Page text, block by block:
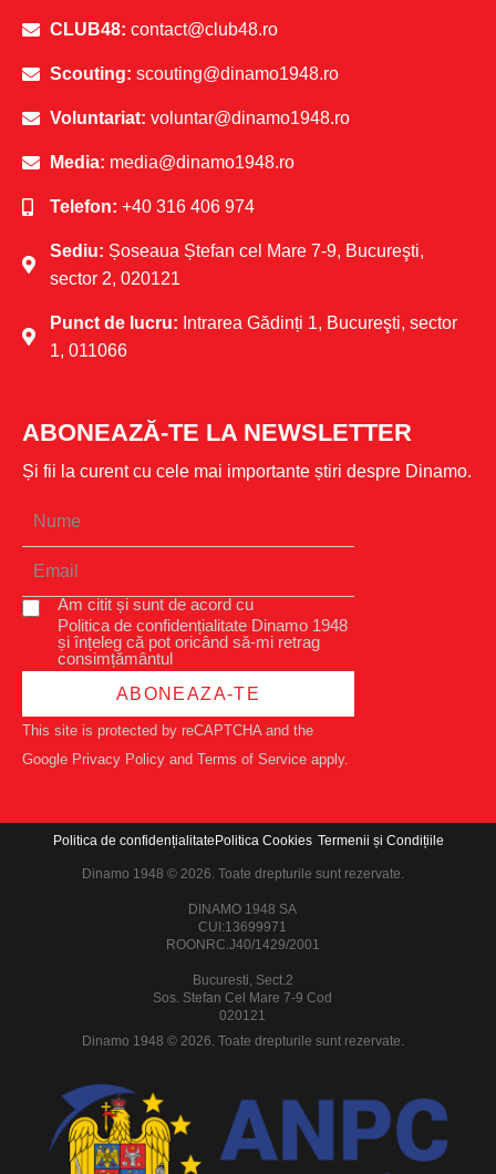
CLUB48: contact@club48.ro
Scouting: scouting@dinamo1948.ro
Voluntariat: voluntar@dinamo1948.ro
Media: media@dinamo1948.ro
Telefon: +40 316 406 974
Sediu: Șoseaua Ștefan cel Mare 7-9, Bucureşti,
sector 2, 020121
Punct de lucru: Intrarea Gădinți 1, Bucureşti, sector
1, 011066
ABONEAZĂ-TE LA NEWSLETTER
Și fii la curent cu cele mai importante știri despre Dinamo.
Am citit și sunt de acord cu
Politica de confidențialitate Dinamo 1948
și înțeleg că pot oricând să-mi retrag
consimțământul
ABONEAZA-TE
This site is protected by reCAPTCHA and the
Google Privacy Policy and Terms of Service apply.
Politica de confidențialitate Politica Cookies Termenii și Condițiile
Dinamo 1948 © 2026. Toate drepturile sunt rezervate.
DINAMO 1948 SA
CUI:13699971
ROONRC.J40/1429/2001
Bucuresti, Sect.2
Sos. Stefan Cel Mare 7-9 Cod
020121
Dinamo 1948 © 2026. Toate drepturile sunt rezervate.